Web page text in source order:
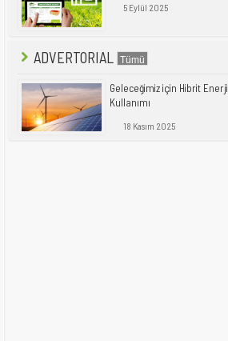
5 Eylül 2025
ADVERTORIAL
Geleceğimiz için Hibrit Enerji
Kullanımı
18 Kasım 2025